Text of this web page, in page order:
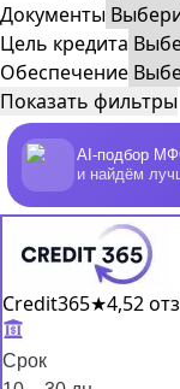
Документы
Цель кредита
Обеспечение
Показать фильтры
AI-подбор
и найдём
Credit365★4,52
Срок